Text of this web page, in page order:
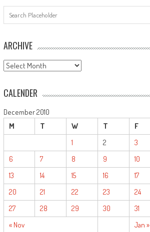
ARCHIVE
ARCHIVE
CALENDER
December 2010
M
T W T F
« Nov Jan »
1 2 3
6
7 8 9 10
13
14 15 16 17
20
21 22 23 24
27
28 29 30 31